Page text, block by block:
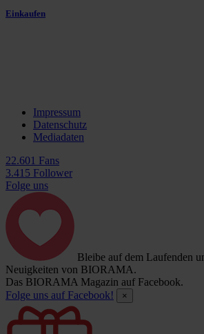
Einkaufen
Impressum
Datenschutz
Mediadaten
22.601 Fans
3.415 Follower
Folge uns
Bleibe auf dem Laufenden
Neuigkeiten von BIORAMA.
Das BIORAMA Magazin auf Facebook.
Folge uns auf Facebook!
×